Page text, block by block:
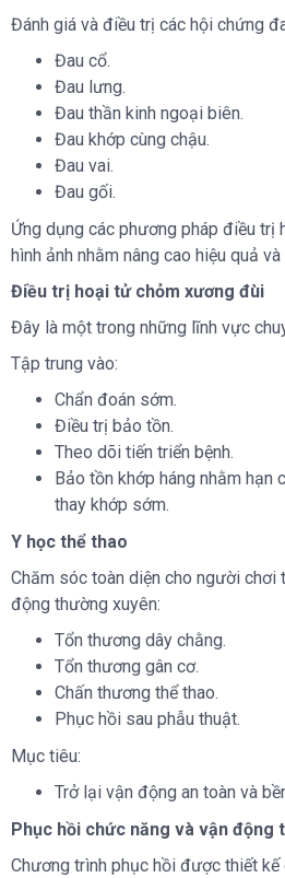
Đánh giá và điều trị các hội chứng
Đau cổ.
Đau lưng.
Đau thần kinh ngoại biên.
Đau khớp cùng chậu.
Đau vai.
Đau gối.
Ứng dụng các phương pháp điều trị
hình ảnh nhằm nâng cao hiệu quả
Điều trị hoại tử chỏm xương đùi
Đây là một trong những lĩnh vực
Tập trung vào:
Chẩn đoán sớm.
Điều trị bảo tồn.
Theo dõi tiến triển bệnh.
Bảo tồn khớp háng nhằm hạn
thay khớp sớm.
Y học thể thao
Chăm sóc toàn diện cho người chơi
động thường xuyên:
Tổn thương dây chằng.
Tổn thương gân cơ.
Chấn thương thể thao.
Phục hồi sau phẫu thuật.
Mục tiêu:
Trở lại vận động an toàn và
Phục hồi chức năng và vận động
Chương trình phục hồi được thiết kế